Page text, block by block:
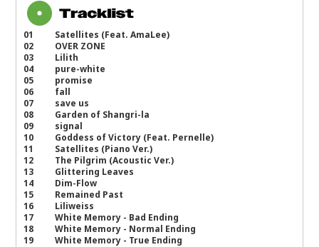
01 Satellites (Feat. AmaLee)
02 OVER ZONE
03 Lilith
04 pure-white
05 promise
06 fall
07 save us
08 Garden of Shangri-la
09 signal
10 Goddess of Victory (Feat. Pernelle)
11 Satellites (Piano Ver.)
12 The Pilgrim (Acoustic Ver.)
13 Glittering Leaves
14 Dim-Flow
15 Remained Past
16 Liliweiss
17 White Memory - Bad Ending
18 White Memory - Normal Ending
19 White Memory - True Ending